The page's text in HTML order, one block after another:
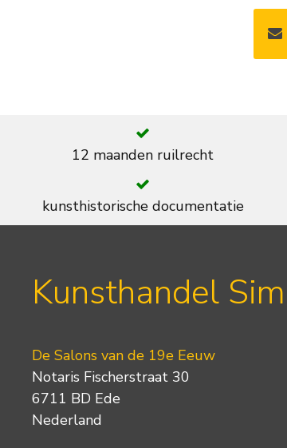
12 maanden ruilrecht
kunsthistorische documentatie
Kunsthandel
De Salons van de 19e Eeuw
Notaris Fischerstraat 30
6711 BD Ede
Nederland